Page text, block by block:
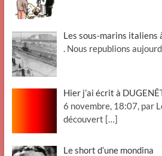
Les sous-marins italiens
. Nous republions
Hier j’ai écrit à
6 novembre, 18:07, par
découvert […]
Le short d’une mondina